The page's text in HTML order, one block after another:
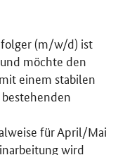
(m/w/d) ist
möchte den
einem stabilen
für April/Mai
wird